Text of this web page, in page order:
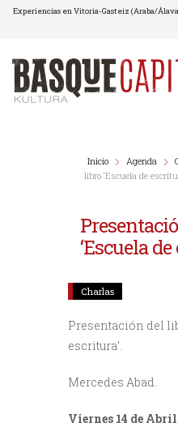
al
contenido
Experiencias en Vitoria-Gasteiz (Araba/
Inicio Agenda
libro ‘Escuela de
‘Escuela
Charlas
Presentación del
escritura’.
Mercedes Abad.
Viernes 14 de